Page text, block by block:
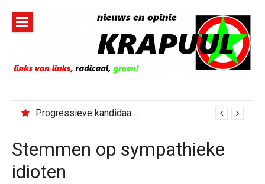
inhoud
Progressieve kandidaat El-Sayed senaatskandidaat Michigan
Stemmen op sympathieke
idioten